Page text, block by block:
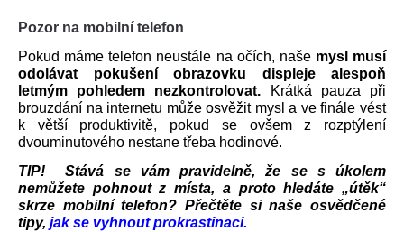
Pozor na mobilní telefon
Pokud máme telefon neustále na očích, naše mysl musí
odolávat pokušení obrazovku displeje alespoň
letmým pohledem nezkontrolovat. Krátká pauza při
brouzdání na internetu může osvěžit mysl a ve finále vést
dvouminutového nestane třeba hodinové.
TIP!  Stává se vám pravidelně, že se s úkolem
nemůžete pohnout z místa, a proto hledáte „útěk“
skrze mobilní telefon? Přečtěte si naše osvědčené
tipy, jak se vyhnout prokrastinaci.